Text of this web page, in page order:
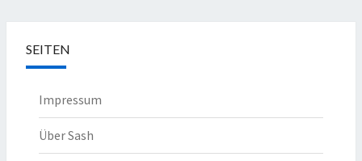
SEITEN
Impressum
Über Sash